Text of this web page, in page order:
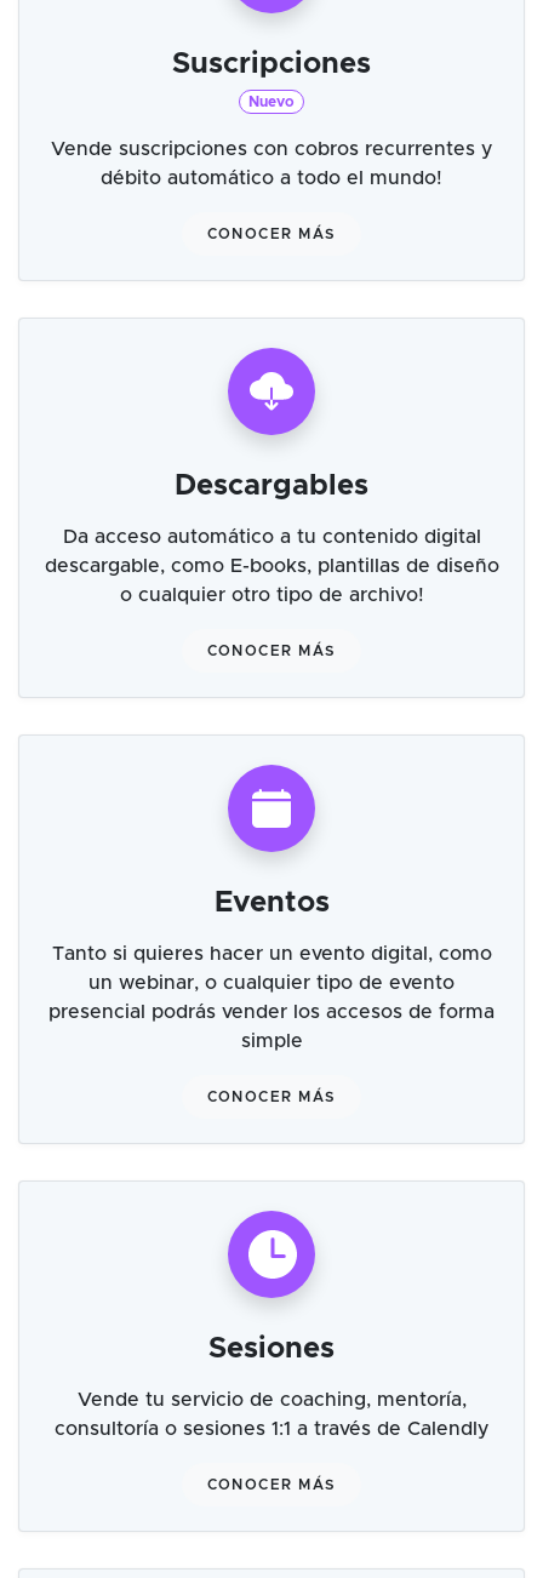
Suscripciones
Nuevo
Vende suscripciones con cobros recurrentes y
débito automático a todo el mundo!
CONOCER MÁS
Descargables
Da acceso automático a tu contenido digital
descargable, como E-books, plantillas de diseño
o cualquier otro tipo de archivo!
CONOCER MÁS
Eventos
Tanto si quieres hacer un evento digital, como
un webinar, o cualquier tipo de evento
presencial podrás vender los accesos de forma
simple
CONOCER MÁS
Sesiones
Vende tu servicio de coaching, mentoría,
consultoría o sesiones 1:1 a través de Calendly
CONOCER MÁS